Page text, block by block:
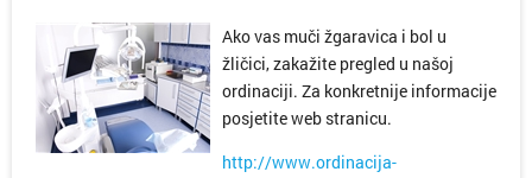
Ako vas muči žgaravica i bol u
žličici, zakažite pregled u našoj
ordinaciji. Za konkretnije informacije
posjetite web stranicu.
http://www.ordinacija-